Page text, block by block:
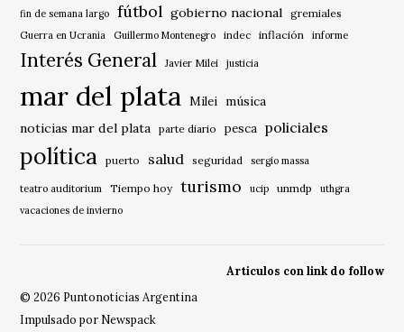
fin de semana largo fútbol gobierno nacional gremiales
Guerra en Ucrania Guillermo Montenegro indec inflación informe
Interés General Javier Milei justicia
mar del plata Milei música
noticias mar del plata
parte diario pesca policiales
política puerto salud seguridad sergio massa
teatro auditorium Tiempo hoy turismo ucip unmdp
uthgra
vacaciones de invierno
Articulos con link do follow
© 2026 Puntonoticias Argentina
Impulsado por Newspack